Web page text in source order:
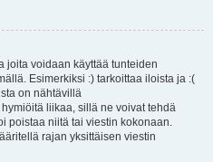
joita voidaan käyttää tunteiden
Esimerkiksi :) tarkoittaa iloista ja :(
on nähtävillä
liikaa, sillä ne voivat tehdä
poistaa niitä tai viestin kokonaan.
rajan yksittäisen viestin